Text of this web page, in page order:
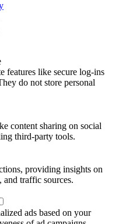
features like secure log-ins
do not store personal
content sharing on social
third-party tools.
providing insights on
traffic sources.
ads based on your